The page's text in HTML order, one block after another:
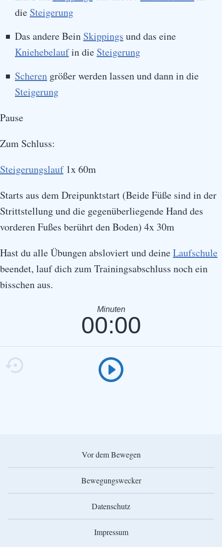
die Steigerung
Das andere Bein Skippings und das eine
Kniehebelaufin die Steigerung
Scheren größer werden lassen und dann in die
Steigerung
Pause
Zum Schluss:
Steigerungslauf1x 60m
Starts aus dem Dreipunktstart (Beide Füße sind in der
Strittstellung und die gegenüberliegende Hand des
vorderen Fußes berührt den Boden) 4x 30m
Hast du alle Übungen absloviert und deineLaufschule
beendet, lauf dich zum Trainingsabschluss noch ein
bisschen aus.
Minuten
00:00
Vor dem Bewegen
Bewegungswecker
Datenschutz
Impressum